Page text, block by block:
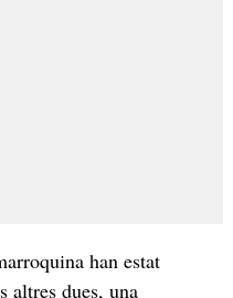
han estat
altres dues, una